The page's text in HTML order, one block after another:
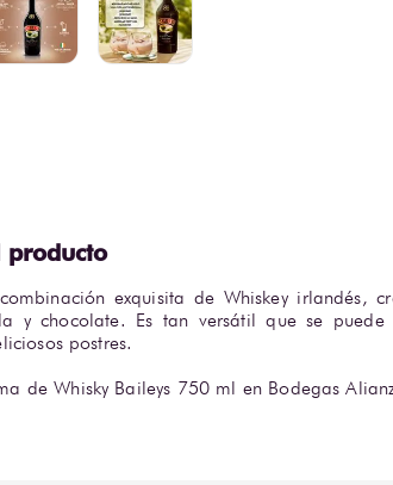
exquisita de Whiskey irlandés,
y chocolate. Es tan versátil que se
postres.
de Whisky Baileys 750 ml en Bodegas